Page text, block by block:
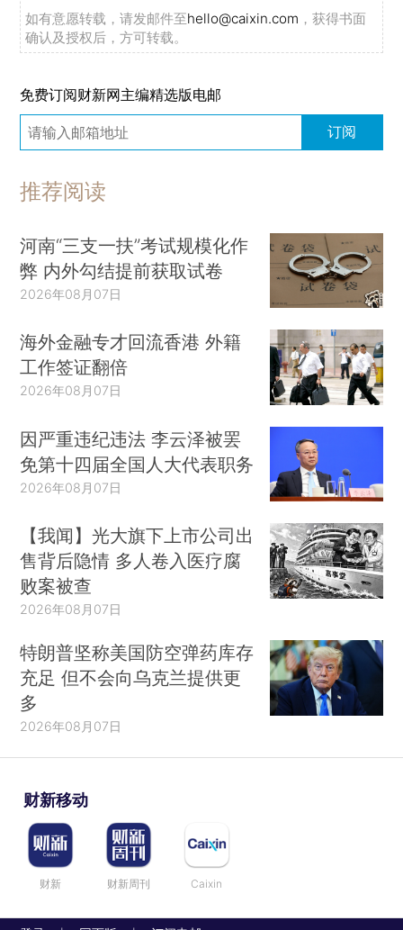
如有意愿转载，请发邮件至hello@caixin.com ，获得书面
确认及授权后，方可转载。
免费订阅财新网主编精选版电邮
订阅
推荐阅读
河南“三支一扶”考试规模化作
弊 内外勾结提前获取试卷
2026年08月07日
海外金融专才回流香港 外籍
工作签证翻倍
2026年08月07日
因严重违纪违法 李云泽被罢
免第十四届全国人大代表职务
2026年08月07日
【我闻】光大旗下上市公司出
售背后隐情 多人卷入医疗腐
败案被查
2026年08月07日
特朗普坚称美国防空弹药库存
充足 但不会向乌克兰提供更
多
2026年08月07日
财新移动
财新 财新周刊 Caixin